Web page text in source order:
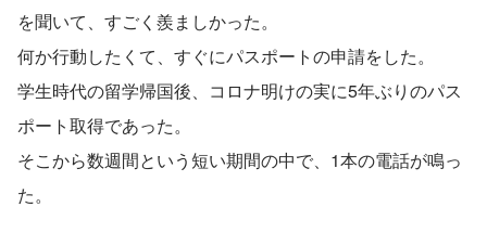
を聞いて、すごく羨ましかった。
何か行動したくて、すぐにパスポートの申請をした。
学生時代の留学帰国後、コロナ明けの実に5年ぶりのパス
ポート取得であった。
そこから数週間という短い期間の中で、1本の電話が鳴っ
た。